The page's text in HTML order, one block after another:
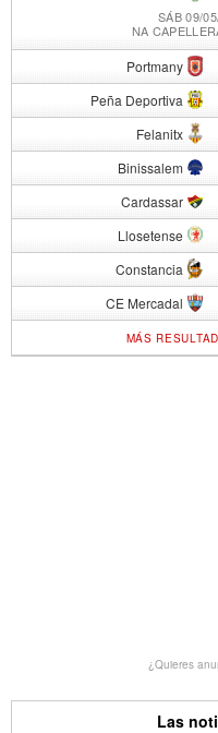
SÁB 09/
NA
Portmany
Peña Deportiva
Felanitx
Binissalem
Cardassar
Llosetense
Constancia
CE Mercadal
MÁS
¿Quieres
Las